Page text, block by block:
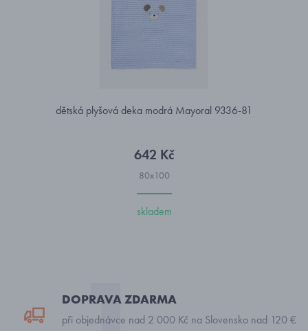
dětská plyšová deka modrá Mayoral 9336-81
642 Kč
80x100
skladem
DOPRAVA ZDARMA
při objednávce nad 2 000 Kč na Slovensko nad 120 €